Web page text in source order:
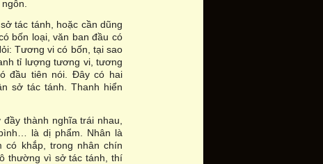
tác tánh, hoặc cần dũng
bốn loại, văn ban đầu có
Tương vi có bốn, tại sao
tỉ lượng tương vi, tương
đầu tiên nói. Đây có hai
sở tác tánh. Thanh hiển
thành nghĩa trái nhau,
là dị phẩm. Nhân là
có khắp, trong nhân chín
thường vì sở tác tánh, thí